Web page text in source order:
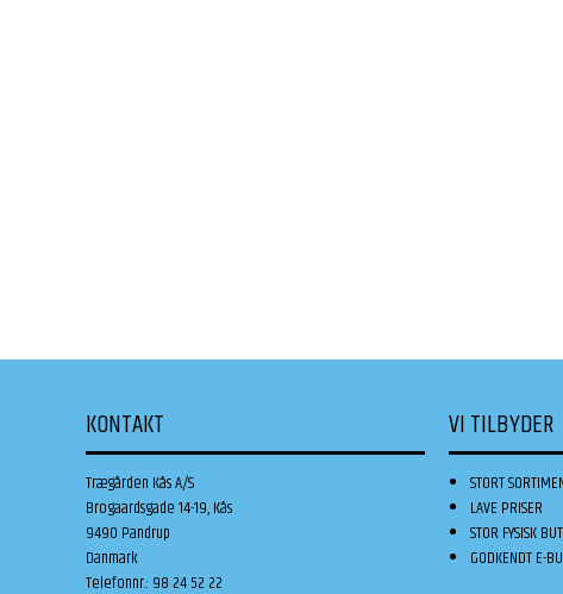
KONTAKT
Trægården Kås A/S
Brogaardsgade 14-19, Kås
9490 Pandrup
Danmark
Telefonnr.: 98 24 52 22
VI TILBYDER
STORT
LAVE PRISER
STOR FYSISK
GODKENDT E-